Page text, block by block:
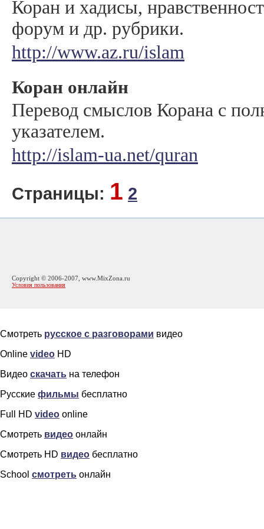
Коран и хадисы,
форум и др. рубрики.
http://www.az.ru/islam
Коран онлайн
Перевод смыслов Корана с
указателем.
http://islam-ua.net/quran
Страницы: 1 2
Copyright © 2006-2007, www.MixZona.ru
Условия пользования
Смотреть русское с разговорами видео
Online video HD
Видео скачать на телефон
Русские фильмы бесплатно
Full HD video online
Смотреть видео онлайн
Смотреть HD видео бесплатно
School смотреть онлайн